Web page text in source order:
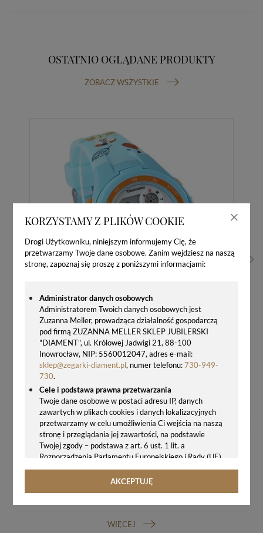
KORZYSTAMY Z PLIKÓW COOKIE
Drogi Użytkowniku, niniejszym informujemy Cię, że
przetwarzamy Twoje dane osobowe. Zanim wejdziesz na naszą
stronę, zapoznaj się proszę z poniższymi informacjami:
Administrator danych osobowych
Administratorem Twoich danych osobowych jest
Zuzanna Meller, prowadząca działalność gospodarczą
pod firmą ZUZANNA MELLER SKLEP JUBILERSKI
"DIAMENT", ul. Królowej Jadwigi 21, 88-100
Inowrocław, NIP: 5560012047, adres e-mail:
sklep@zegarki-diament.pl, numer telefonu:730-949-
730.
Cele i podstawa prawna przetwarzania
Twoje dane osobowe w postaci adresu IP, danych
zawartych w plikach cookies i danych lokalizacyjnych
przetwarzamy w celu umożliwienia Ci wejścia na naszą
stronę i przeglądania jej zawartości, na podstawie
Twojej zgody – podstawa z art. 6 ust. 1 lit. a
Rozporządzenia Parlamentu Europejskiego i Rady (UE)
2016/679 z 27.04.2016 r. w sprawie ochrony osób
fizycznych w związku z przetwarzaniem danych
AKCEPTUJĘ
OSTATNIO OGLĄDANE PRODUKTY
ZOBACZ WSZYSTKIE
95,00 zł
WIĘCEJ